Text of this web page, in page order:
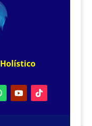
Holístico